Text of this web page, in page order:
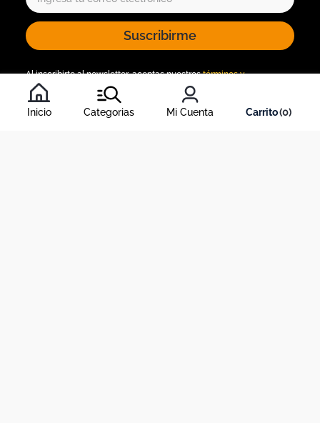
Inicio Categorias Mi Cuenta 0
Suscribirme
Al inscribirte al newsletter, aceptas nuestrostérminos y
condiciones
, y nuestra política de tratamiento de información